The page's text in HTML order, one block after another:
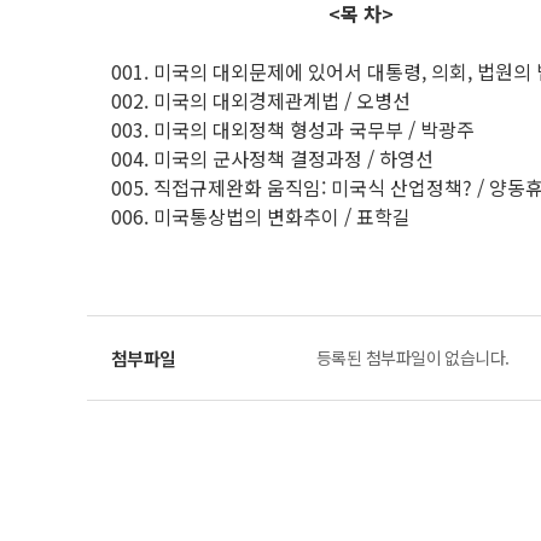
<목 차>
001. 미국의 대외문제에 있어서 대통령, 의회, 법원의
002. 미국의 대외경제관계법 / 오병선
003. 미국의 대외정책 형성과 국무부 / 박광주
004. 미국의 군사정책 결정과정 / 하영선
005. 직접규제완화 움직임: 미국식 산업정책? / 양동휴
006. 미국통상법의 변화추이 / 표학길
등록된 첨부파일이 없습니다.